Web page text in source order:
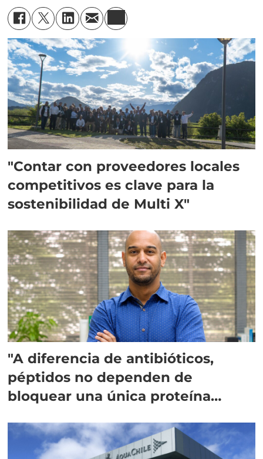
"Contar con proveedores locales
competitivos es clave para la
sostenibilidad de Multi X"
"A diferencia de antibióticos,
péptidos no dependen de
bloquear una única proteína